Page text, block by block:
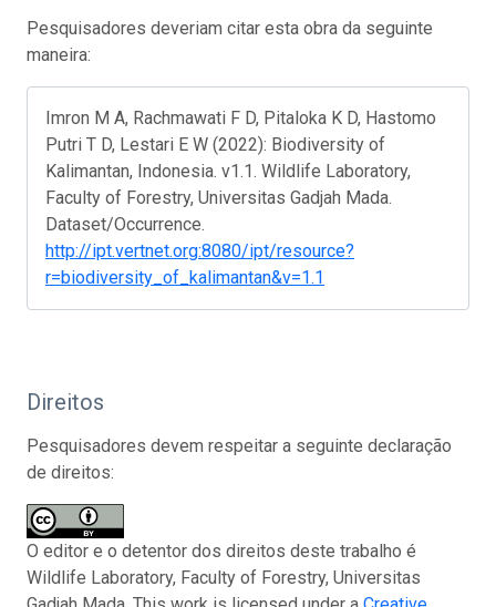
Pesquisadores deveriam citar esta obra da seguinte
maneira:
Imron M A, Rachmawati F D, Pitaloka K D, Hastomo
Putri T D, Lestari E W (2022): Biodiversity of
Kalimantan, Indonesia. v1.1. Wildlife Laboratory,
Faculty of Forestry, Universitas Gadjah Mada.
Dataset/Occurrence.
http://ipt.vertnet.org:8080/ipt/resource?
r=biodiversity_of_kalimantan&v=1.1
Direitos
Pesquisadores devem respeitar a seguinte declaração
de direitos:
O editor e o detentor dos direitos deste trabalho é
Wildlife Laboratory, Faculty of Forestry, Universitas